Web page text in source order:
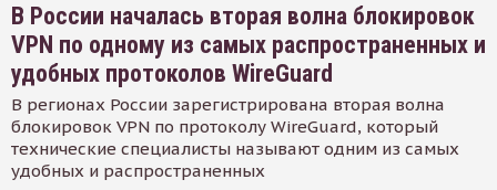
В России началась вторая волна блокировок
VPN по одному из самых распространенных и
удобных протоколов WireGuard
В регионах России зарегистрирована вторая волна
блокировок VPN по протоколу WireGuard, который
технические специалисты называют одним из самых
удобных и распространенных